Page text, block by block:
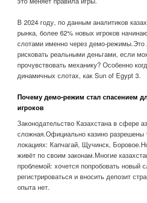
В 2024 году, по данным аналитиков
рынка, более 62% новых игроков
слотами именно через демо-режимы.Это
рисковать реальными деньгами, если
прочувствовать механику? Особенно
динамичных слотах, как Sun of Egypt 3.
Почему демо-режим стал спасением
игроков
Законодательство Казахстана в сфере
сложная.Официально казино разрешены
локациях: Капчагай, Щучинск,
живёт по своим законам.Многие
проблемой: хочется попробовать новый
регистрироваться и вносить депозит
опыта нет.